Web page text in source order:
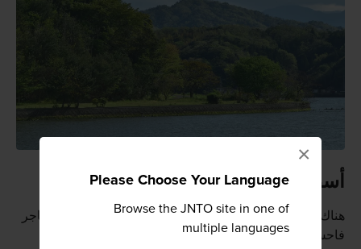
Please Choose Your Language
Browse the JNTO site in one of
multiple languages
×
أسطورة بحيرة كويامايكي
هناك أسطورة قديمة تقول إنه منذ سنوات عديدة كان هناك تاجر
فاحش الثراء يُجبر القرويين المحليين على زراعة الأرز في